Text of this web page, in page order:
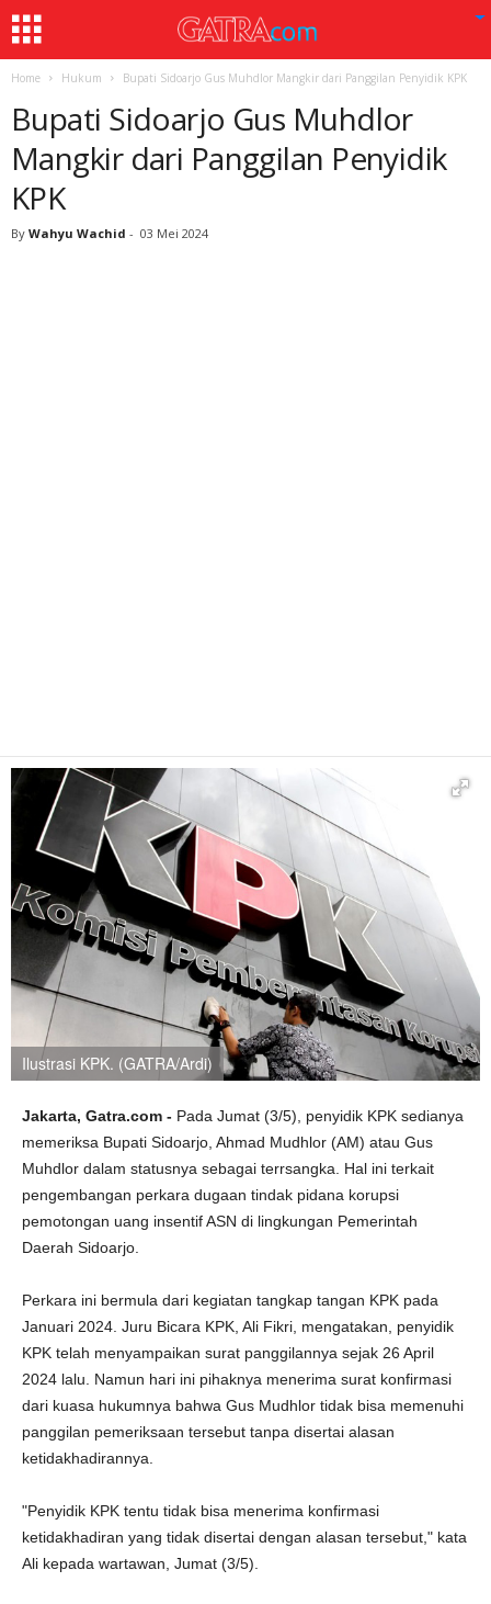
Home Hukum Bupati Sidoarjo Gus Muhdlor Mangkir dari Panggilan Penyidik KPK
Bupati Sidoarjo Gus Muhdlor
Mangkir dari Panggilan Penyidik
KPK
By Wahyu Wachid - 03 Mei 2024
Ilustrasi KPK. (GATRA/Ardi)
Jakarta, Gatra.com - Pada Jumat (3/5), penyidik KPK sedianya
memeriksa Bupati Sidoarjo, Ahmad Mudhlor (AM) atau Gus
Muhdlor dalam statusnya sebagai terrsangka. Hal ini terkait
pengembangan perkara dugaan tindak pidana korupsi
pemotongan uang insentif ASN di lingkungan Pemerintah
Daerah Sidoarjo.
Perkara ini bermula dari kegiatan tangkap tangan KPK pada
Januari 2024. Juru Bicara KPK, Ali Fikri, mengatakan, penyidik
KPK telah menyampaikan surat panggilannya sejak 26 April
2024 lalu. Namun hari ini pihaknya menerima surat konfirmasi
dari kuasa hukumnya bahwa Gus Mudhlor tidak bisa memenuhi
panggilan pemeriksaan tersebut tanpa disertai alasan
ketidakhadirannya.
"Penyidik KPK tentu tidak bisa menerima konfirmasi
ketidakhadiran yang tidak disertai dengan alasan tersebut," kata
Ali kepada wartawan, Jumat (3/5).